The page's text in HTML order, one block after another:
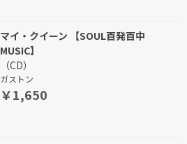
マイ・クイーン 【SOUL百発百中
MUSIC】
（CD）
ガストン
￥1,650